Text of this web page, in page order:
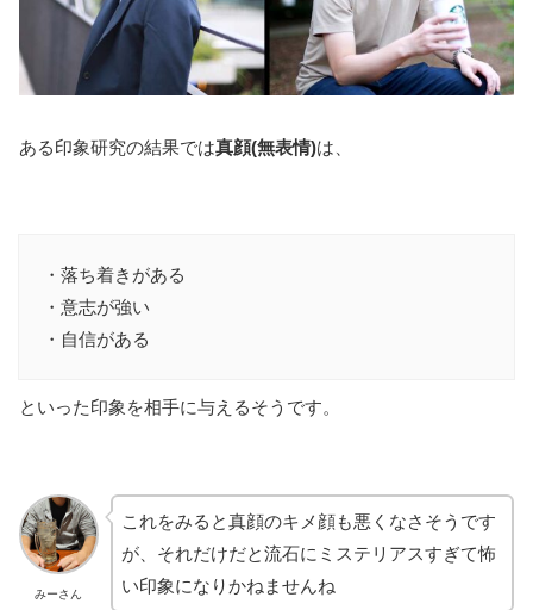
ある印象研究の結果では真顔(無表情)は、
・落ち着きがある
・意志が強い
・自信がある
といった印象を相手に与えるそうです。
みーさん
これをみると真顔のキメ顔も悪くなさそうです
が、それだけだと流石にミステリアスすぎて怖
い印象になりかねませんね